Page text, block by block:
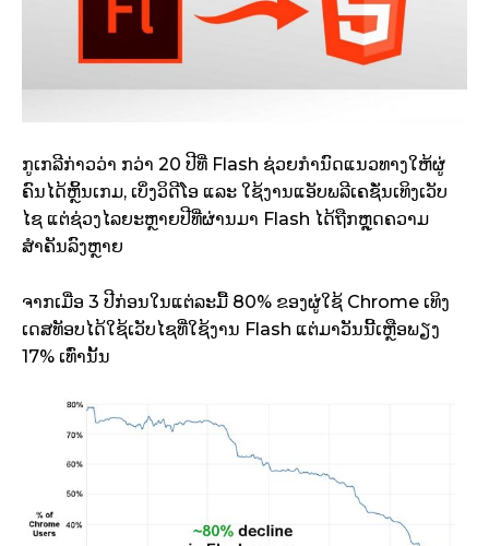
ກູເກລີກ່າວວ່າ ກວ່າ 20 ປີທີ່ Flash ຊ່ວຍກຳນົດແນວທາງໃຫ້ຜູ່
ຄົນໄດ້ຫຼິ້ນເກມ, ເບິ່ງວິດີໂອ ແລະ ໃຊ້ງານແອັບພລີເຄຊັ່ນເທິງເວັບ
ໄຊ ແຕ່ຊ່ວງໄລຍະຫຼາຍປີທີ່ຜ່ານມາ Flash ໄດ້ຖືກຫຼຸດຄວາມ
ສຳຄັນລົງຫຼາຍ
ຈາກເມື່ອ 3 ປີກ່ອນໃນແຕ່ລະມື້ 80% ຂອງຜູ່ໃຊ້ Chrome ເທິງ
ເດສທັອບໄດ້ໃຊ້ເວັບໄຊທີ່ໃຊ້ງານ Flash ແຕ່ມາວັນນີ້ເຫຼືອພຽງ
17% ເທົ່ານັ້ນ